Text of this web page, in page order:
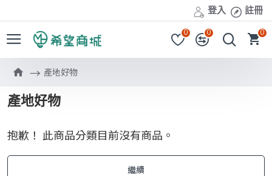
登入 註冊
0 0 0
產地好物
產地好物
抱歉！ 此商品分類目前沒有商品。
繼續